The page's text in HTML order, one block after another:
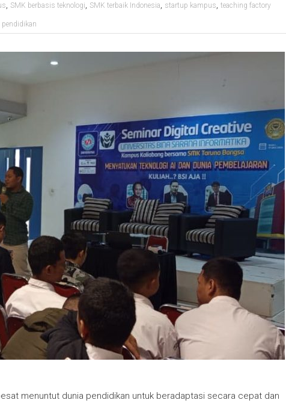
, SMK berbasis teknologi, SMK terbaik Indonesia, startup kampus, teaching factory
menuntut dunia pendidikan untuk beradaptasi secara cepat dan